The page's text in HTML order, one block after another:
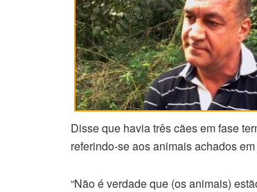
Disse que havia três cães em fase
referindo-se aos animais achados
“Não é verdade que (os animais)